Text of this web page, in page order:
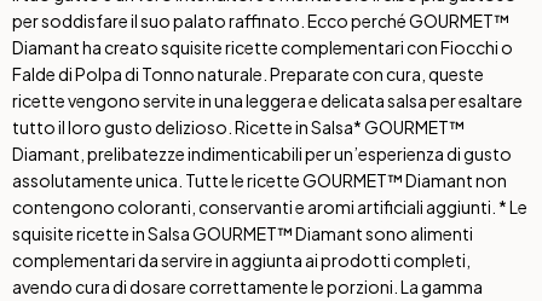
per soddisfare il suo palato raffinato. Ecco perché GOURMET™
Diamant ha creato squisite ricette complementari con Fiocchi o
Falde di Polpa di Tonno naturale. Preparate con cura, queste
ricette vengono servite in una leggera e delicata salsa per esaltare
tutto il loro gusto delizioso. Ricette in Salsa* GOURMET™
Diamant, prelibatezze indimenticabili per un’esperienza di gusto
assolutamente unica. Tutte le ricette GOURMET™ Diamant non
contengono coloranti, conservanti e aromi artificiali aggiunti. * Le
squisite ricette in Salsa GOURMET™ Diamant sono alimenti
complementari da servire in aggiunta ai prodotti completi,
avendo cura di dosare correttamente le porzioni. La gamma